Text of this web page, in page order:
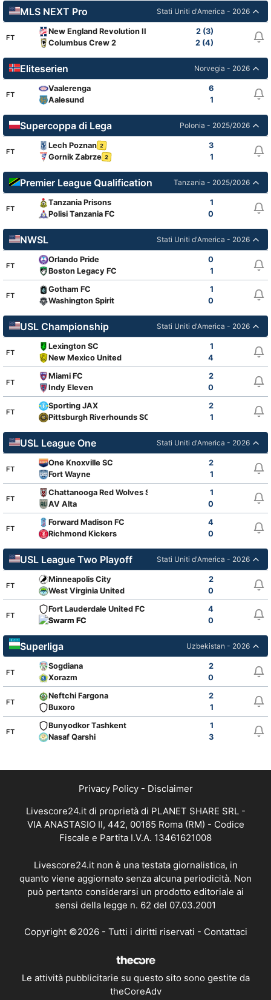
MLS NEXT Pro Stati Uniti d'America - 2026
FT
New England Revolution II
2 (3)
Columbus Crew 2
2 (4)
Eliteserien Norvegia - 2026
FT
Vaalerenga
6
Aalesund
1
Supercoppa di Lega Polonia - 2025/2026
FT
Lech Poznan 2
3
Gornik Zabrze 2 1
Premier League Qualification Tanzania - 2025/2026
FT
Tanzania Prisons
1
Polisi Tanzania FC
0
NWSL Stati Uniti d'America - 2026
FT
Orlando Pride
0
Boston Legacy FC
1
FT
Gotham FC
1
Washington Spirit
0
USL Championship Stati Uniti d'America - 2026
FT
Lexington SC
1
New Mexico United
4
FT
Miami FC
2
Indy Eleven
0
FT
Sporting JAX
2
Pittsburgh Riverhounds SC
1
USL League One Stati Uniti d'America - 2026
FT
One Knoxville SC
2
Fort Wayne
1
FT
Chattanooga Red Wolves SC
1
AV Alta
0
FT
Forward Madison FC
4
Richmond Kickers
0
USL League Two Playoff Stati Uniti d'America - 2026
FT
Minneapolis City
2
West Virginia United
0
FT
Fort Lauderdale United FC
4
Swarm FC
0
Superliga Uzbekistan - 2026
FT
Sogdiana
2
Xorazm
0
FT
Neftchi Fargona
2
Buxoro
1
FT
Bunyodkor Tashkent
1
Nasaf Qarshi
3
Privacy Policy- Disclaimer
Livescore24.it di proprietà di PLANET SHARE SRL -
VIA ANASTASIO II, 442, 00165 Roma (RM) - Codice
Fiscale e Partita I.V.A. 13461621008
Livescore24.it non è una testata giornalistica, in
quanto viene aggiornato senza alcuna periodicità. Non
può pertanto considerarsi un prodotto editoriale ai
sensi della legge n. 62 del 07.03.2001
Copyright ©2026 - Tutti i diritti riservati - Contattaci
Le attività pubblicitarie su questo sito sono gestite da
theCoreAdv